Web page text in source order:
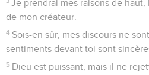
Je prendrai mes raisons de
de mon créateur.
4 Sois-en sûr, mes discours ne
sentiments devant toi sont
5 Dieu est puissant, mais il ne